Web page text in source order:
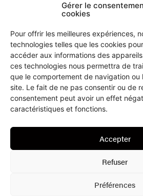
Gérer le
cookies
Pour offrir les meilleures expériences,
technologies telles que les cookies
accéder aux informations des
ces technologies nous permettra de
que le comportement de navigation ou
site. Le fait de ne pas consentir ou de
consentement peut avoir un effet
caractéristiques et fonctions.
Accepter
Refuser
Préférences
Tarifs et dates de parutions
Politique de cookies
Politique de confidentialité
Le Ô
2300 La Chaux-de-Fonds
info@le-O.ch